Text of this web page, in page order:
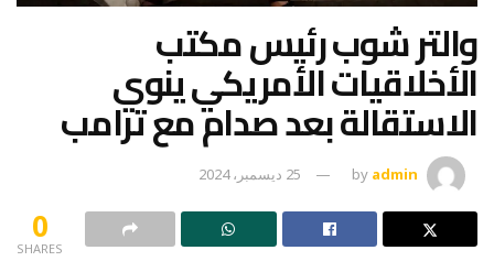
والتر شوب رئيس مكتب
الأخلاقيات الأمريكي ينوي
الاستقالة بعد صدام مع ترامب
by admin 25 ديسمبر، 2024
0
SHARES